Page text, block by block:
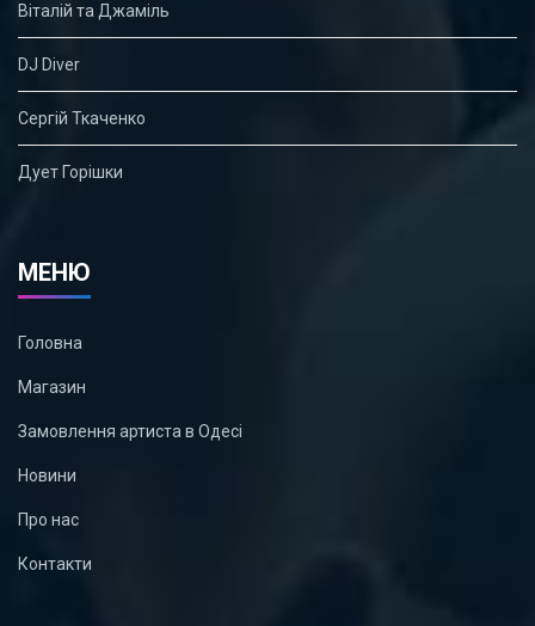
Віталій та Джаміль
DJ Diver
Сергій Ткаченко
Дует Горішки
МЕНЮ
Головна
Магазин
Замовлення артиста в Одесі
Новини
Про нас
Контакти